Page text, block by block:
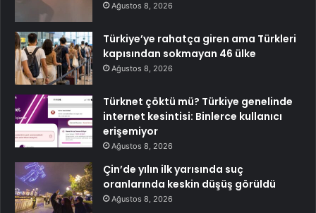
Ağustos 8, 2026
Türkiye’ye rahatça giren ama Türkleri
kapısından sokmayan 46 ülke
Ağustos 8, 2026
Türknet çöktü mü? Türkiye genelinde
internet kesintisi: Binlerce kullanıcı
erişemiyor
Ağustos 8, 2026
Çin’de yılın ilk yarısında suç
oranlarında keskin düşüş görüldü
Ağustos 8, 2026